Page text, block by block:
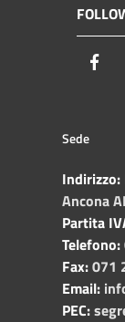
Sede
Indirizzo:
Ancona
Partita
Telefono:
Fax:071
Email:
PEC: